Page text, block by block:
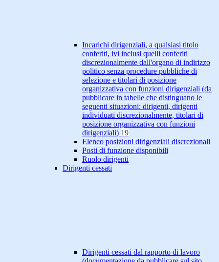
Incarichi dirigenziali, a qualsiasi titolo
conferiti, ivi inclusi quelli conferiti
discrezionalmente dall'organo di indirizzo
politico senza procedure pubbliche di
selezione e titolari di posizione
organizzativa con funzioni dirigenziali (da
pubblicare in tabelle che distinguano le
seguenti situazioni: dirigenti, dirigenti
individuati discrezionalmente, titolari di
posizione organizzativa con funzioni
dirigenziali) 19
Elenco posizioni dirigenziali discrezionali
Posti di funzione disponibili
Ruolo dirigenti
Dirigenti cessati
Dirigenti cessati dal rapporto di lavoro